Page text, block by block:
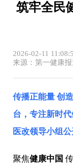
筑牢全民
2026-02-11
来源：第一健康报
传播正能量 创
台，专注新时
医改领导小组公
聚焦健康中国